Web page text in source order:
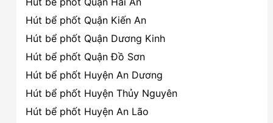
Hút bể phốt Quận Kiến An
Hút bể phốt Quận Dương Kinh
Hút bể phốt Quận Đồ Sơn
Hút bể phốt Huyện An Dương
Hút bể phốt Huyện Thủy Nguyên
Hút bể phốt Huyện An Lão